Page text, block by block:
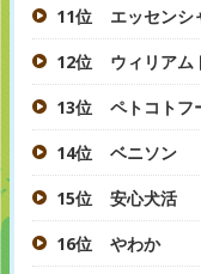
11位 エッセンシ
12位 ウィリアム
13位 ペトコトフ
14位 ベニソン
15位 安心犬活
16位 やわか